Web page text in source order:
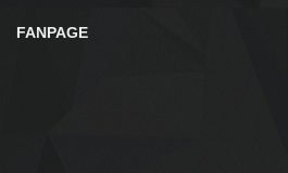
FANPAGE